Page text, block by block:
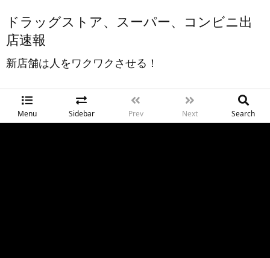
ドラッグストア、スーパー、コンビニ出
店速報
新店舗は人をワクワクさせる！
Menu Sidebar Prev Next Search